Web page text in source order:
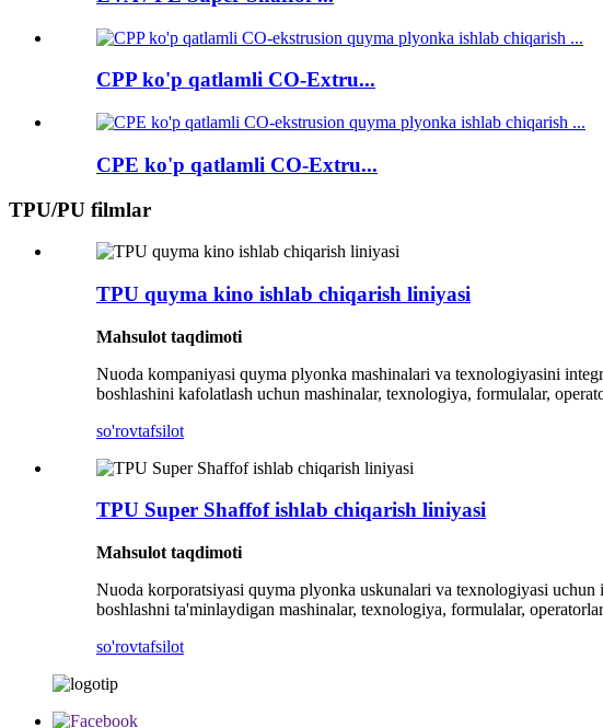
CPP ko'p qatlamli CO-Extru...
CPE ko'p qatlamli CO-Extru...
TPU/PU filmlar
TPU quyma kino ishlab chiqarish liniyasi
Mahsulot taqdimoti
Nuoda kompaniyasi quyma plyonka mashinalari va texnologiyasini
boshlashini kafolatlash uchun mashinalar, texnologiya, formulalar,
so'rovtafsilot
TPU Super Shaffof ishlab chiqarish liniyasi
Mahsulot taqdimoti
Nuoda korporatsiyasi quyma plyonka uskunalari va texnologiyasi
boshlashni ta'minlaydigan mashinalar, texnologiya, formulalar,
so'rovtafsilot